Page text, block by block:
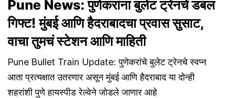
Pune News: पुणेकरांना बुलेट ट्रेनचे डबल
गिफ्ट! मुंबई आणि हैदराबादचा प्रवास सुसाट,
वाचा तुमचं स्टेशन आणि माहिती
Pune Bullet Train Update: पुणेकरांचे बुलेट ट्रेनचे स्वप्न
आता प्रत्यक्षात उतरणार असून मुंबई आणि हैदराबाद या दोन्ही
शहरांशी पुणे हायस्पीड रेल्वेने जोडले जाणार आहे